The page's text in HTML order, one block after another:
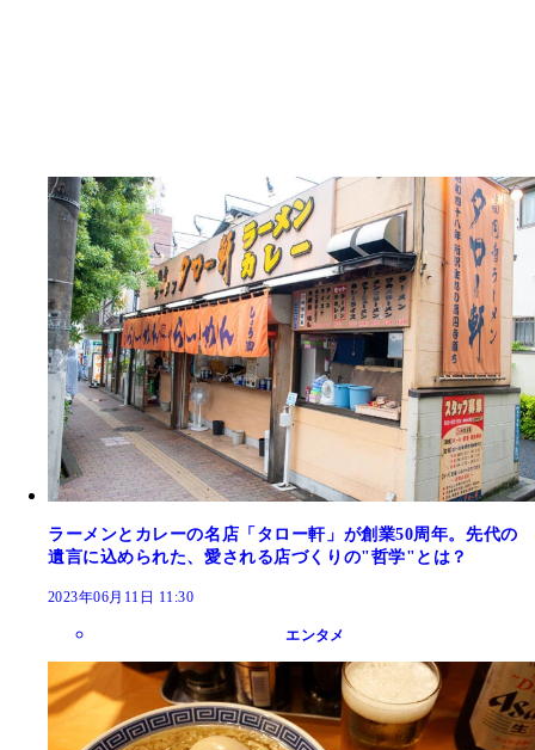
ラーメンとカレーの名店「タロー軒」が創業50周年。先代の
遺言に込められた、愛される店づくりの"哲学"とは？
2023年06月11日 11:30
エンタメ